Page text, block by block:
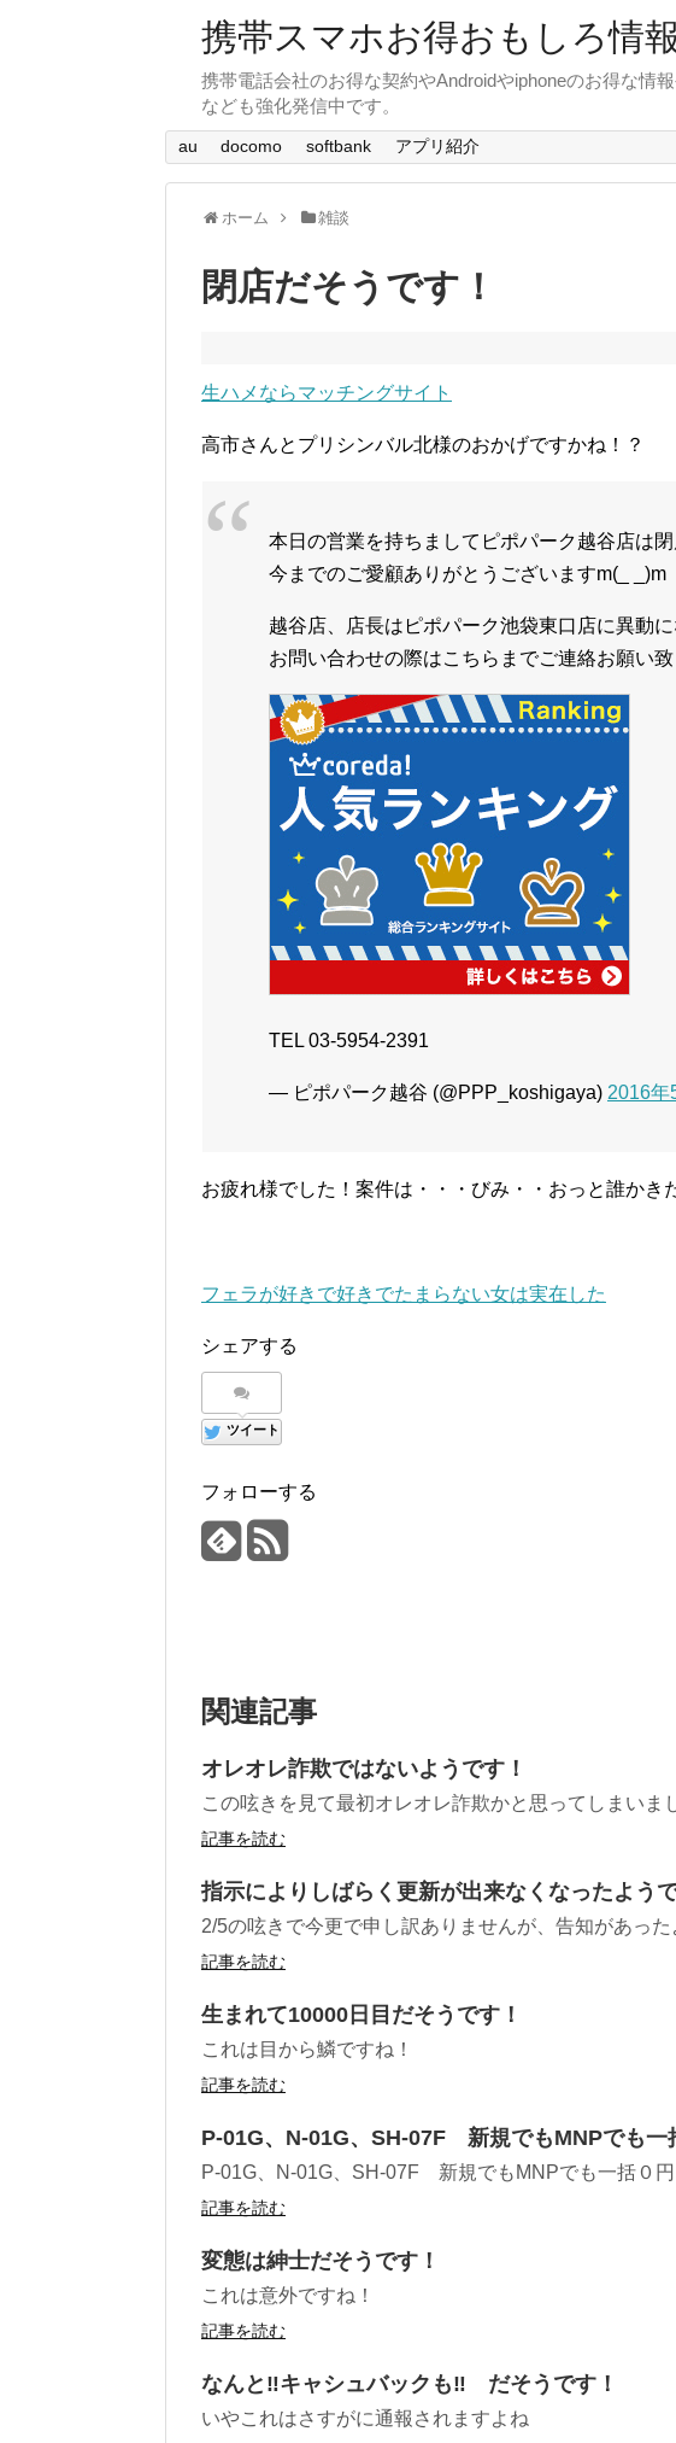
携帯スマホお得おもしろ情
携帯電話会社のお得な契約やAndroidやiphoneのお得な情
なども強化発信中です。
au docomo softbank アプリ紹介
ホーム 雑談
閉店だそうです！
生ハメならマッチングサイト
高市さんとプリシンバル北様のおかげですかね！？
本日の営業を持ちましてピポパーク越谷店は閉
今までのご愛顧ありがとうございますm(_ _)m
越谷店、店長はピポパーク池袋東口店に異動に
お問い合わせの際はこちらまでご連絡お願い致
TEL 03-5954-2391
— ピポパーク越谷 (@PPP_koshigaya) 2016年
お疲れ様でした！案件は・・・びみ・・おっと誰かき
フェラが好きで好きでたまらない女は実在した
シェアする
ツイート
フォローする
関連記事
オレオレ詐欺ではないようです！
この呟きを見て最初オレオレ詐欺かと思ってしまいま
記事を読む
指示によりしばらく更新が出来なくなったようで
2/5の呟きで今更で申し訳ありませんが、告知があった
記事を読む
生まれて10000日目だそうです！
これは目から鱗ですね！
記事を読む
P-01G、N-01G、SH-07F 新規でもMNPでも一
P-01G、N-01G、SH-07F 新規でもMNPでも一括０円
記事を読む
変態は紳士だそうです！
これは意外ですね！
記事を読む
なんと‼︎キャシュバックも‼︎ だそうです！
いやこれはさすがに通報されますよね